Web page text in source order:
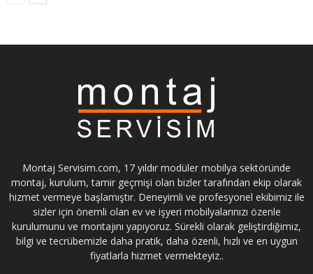
Montaj Servisim.com, 17 yıldır modüler mobilya sektöründe
montaj, kurulum, tamir geçmişi olan bizler tarafından ekip olarak
hizmet vermeye başlamıştır. Deneyimli ve profesyonel ekibimiz ile
sizler için önemli olan ev ve işyeri mobilyalarınızı özenle
kurulumunu ve montajını yapıyoruz. Sürekli olarak geliştirdiğimiz,
bilgi ve tecrübemizle daha pratik, daha özenli, hızlı ve en uygun
fiyatlarla hizmet vermekteyiz..